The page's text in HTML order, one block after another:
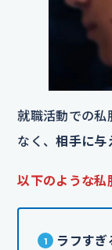
就職活動での私
なく、相手に与
以下のような私
ラフすぎ